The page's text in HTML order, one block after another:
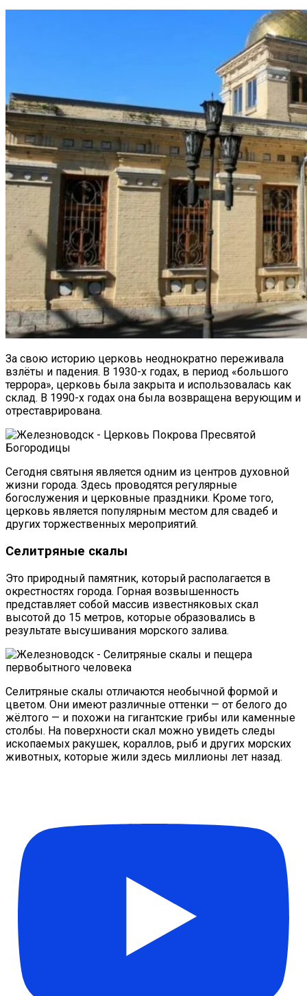
За свою историю церковь неоднократно переживала
взлёты и падения. В 1930-х годах, в период «большого
террора», церковь была закрыта и использовалась как
склад. В 1990-х годах она была возвращена верующим и
отреставрирована.
Сегодня святыня является одним из центров духовной
жизни города. Здесь проводятся регулярные
богослужения и церковные праздники. Кроме того,
церковь является популярным местом для свадеб и
других торжественных мероприятий.
Селитряные скалы
Это природный памятник, который располагается в
окрестностях города. Горная возвышенность
представляет собой массив известняковых скал
высотой до 15 метров, которые образовались в
результате высушивания морского залива.
Селитряные скалы отличаются необычной формой и
цветом. Они имеют различные оттенки — от белого до
жёлтого — и похожи на гигантские грибы или каменные
столбы. На поверхности скал можно увидеть следы
ископаемых ракушек, кораллов, рыб и других морских
животных, которые жили здесь миллионы лет назад.